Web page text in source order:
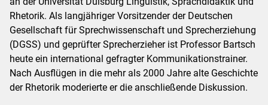
Rhetorik. Als langjähriger Vorsitzender der Deutschen
Gesellschaft für Sprechwissenschaft und Sprecherziehung
(DGSS) und geprüfter Sprecherzieher ist Professor Bartsch
heute ein international gefragter Kommunikationstrainer.
Nach Ausflügen in die mehr als 2000 Jahre alte Geschichte
der Rhetorik moderierte er die anschließende Diskussion.